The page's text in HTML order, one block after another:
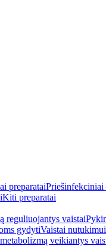
preparataiPriešinfekciniai
Kiti preparatai
reguliuojantys vaistai
gydytiVaistai
veikiantys